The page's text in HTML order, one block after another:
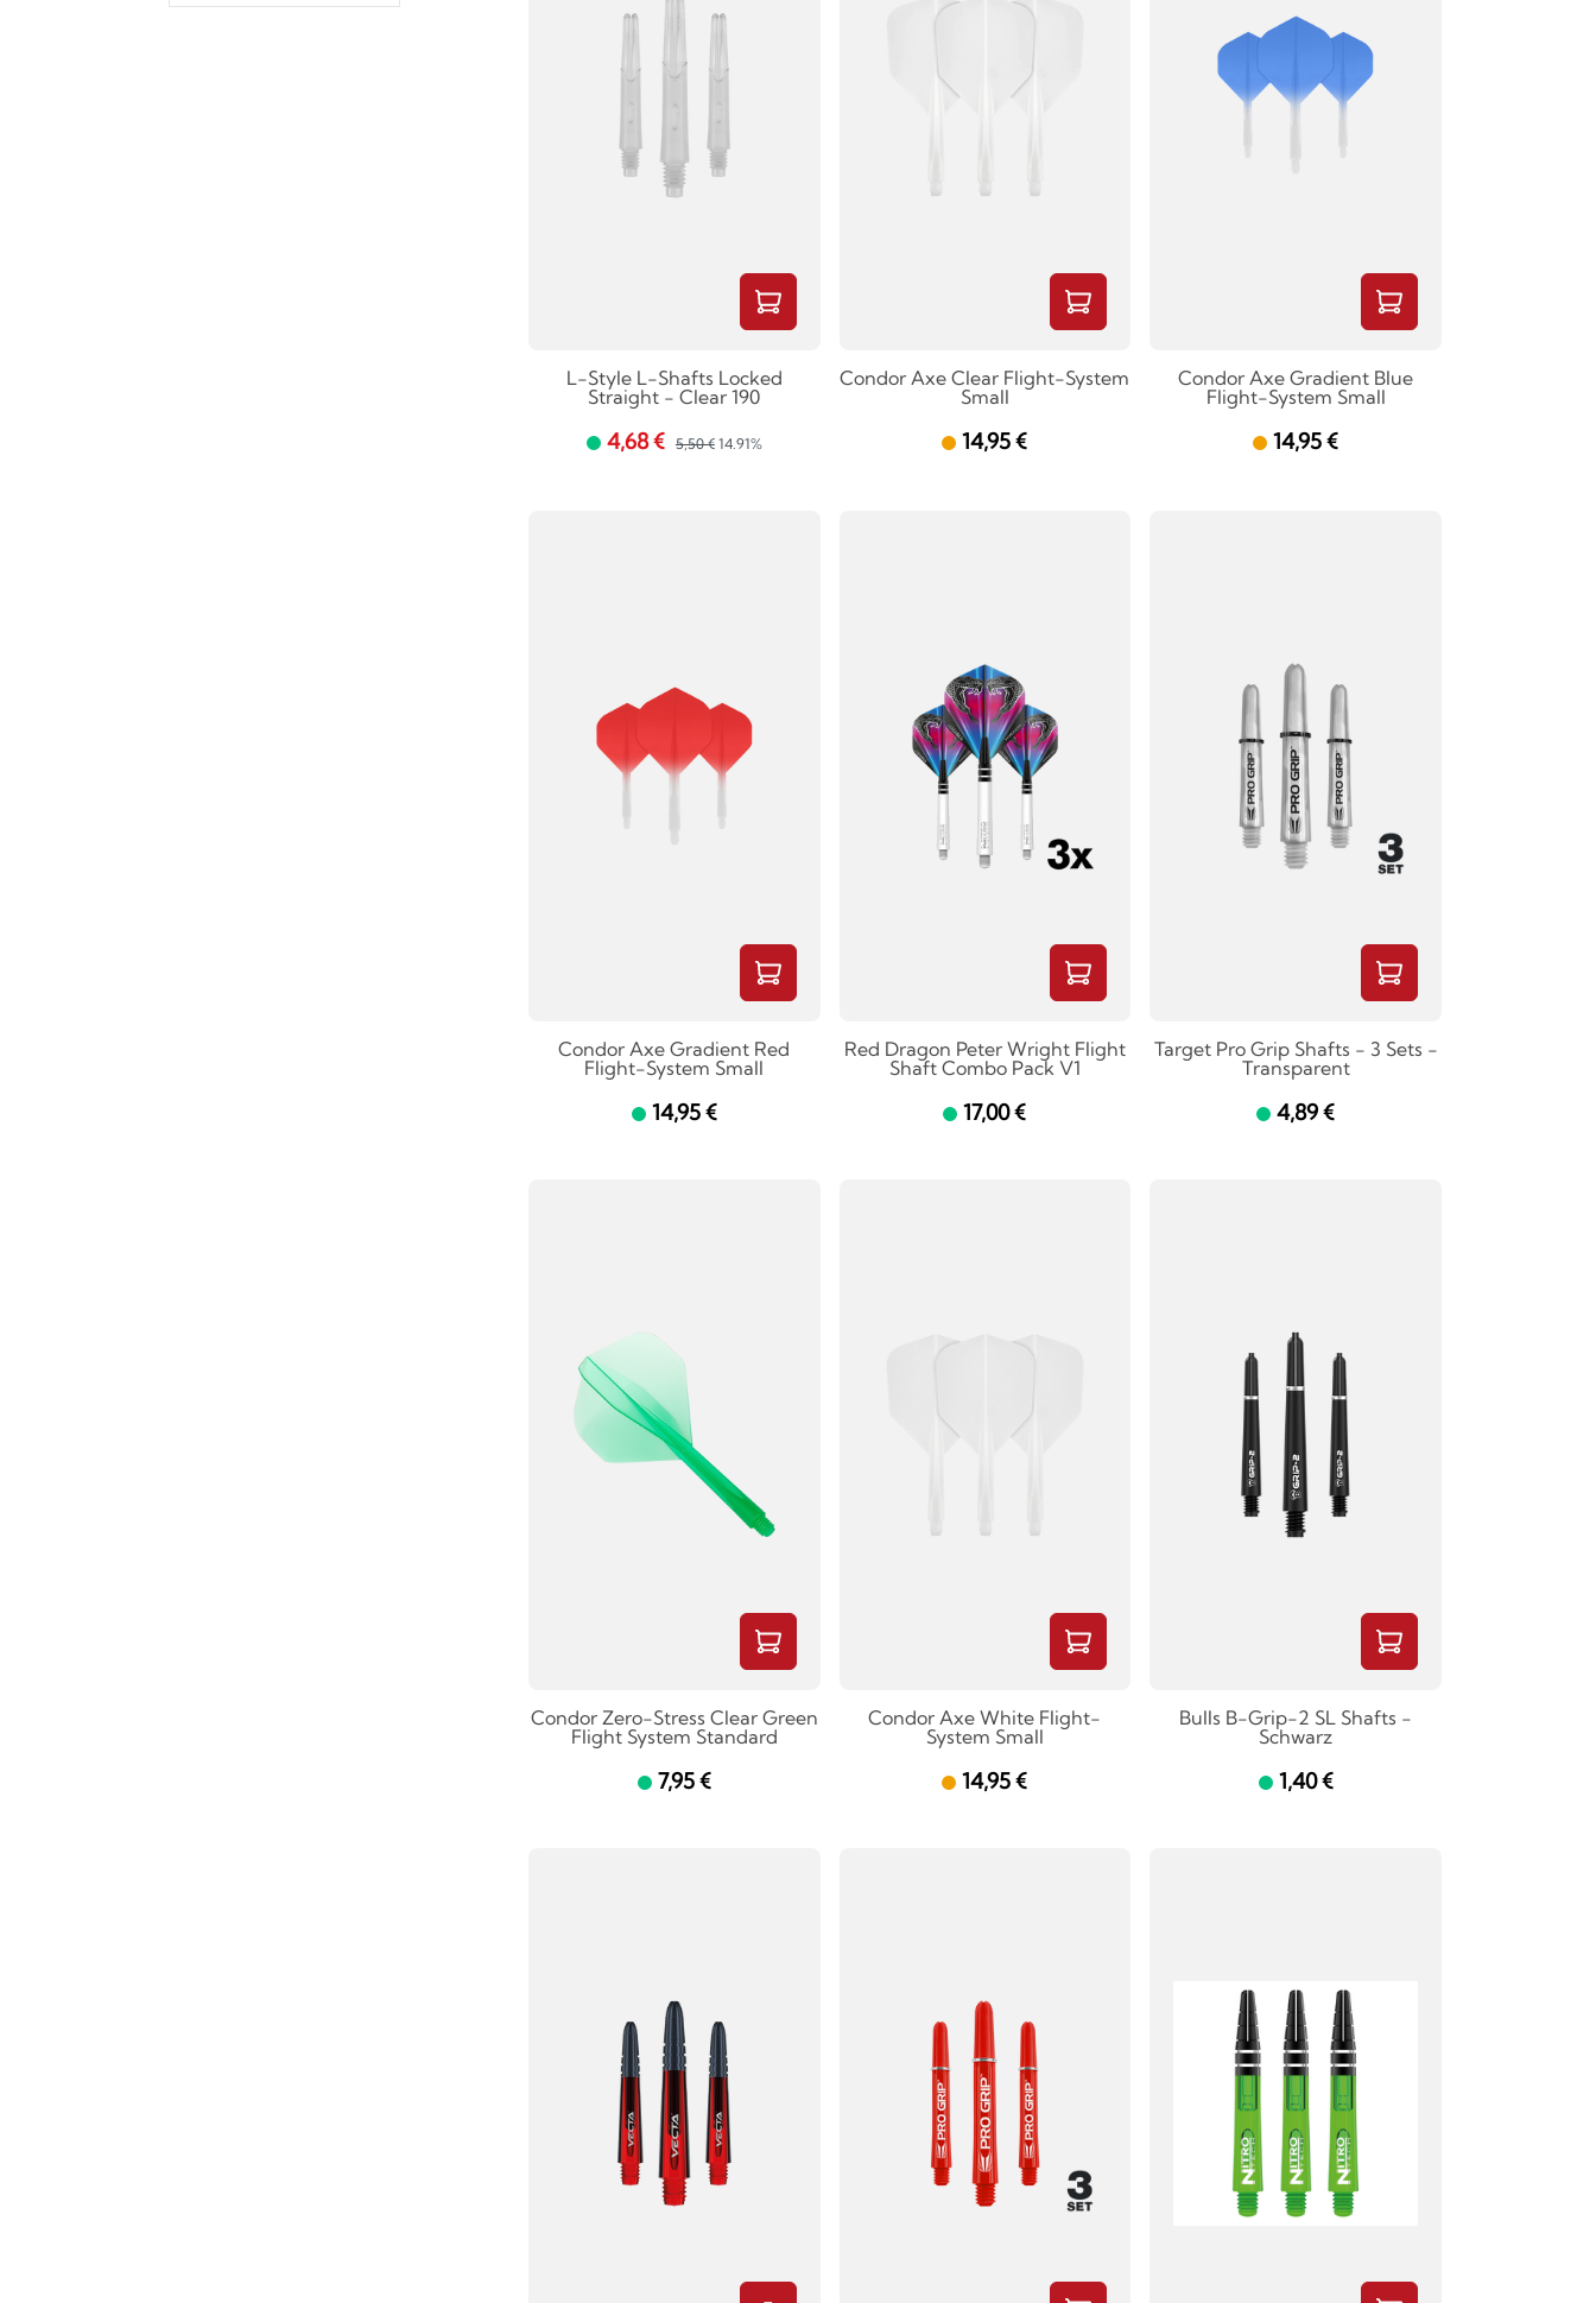
L-Style L-Shafts Locked
Straight - Clear 190
4,68 € 5,50 € 14.91%
Condor Axe Clear Flight-System
Small
14,95 €
Condor Axe Gradient Blue
Flight-System Small
14,95 €
Condor Axe Gradient Red
Flight-System Small
14,95 €
Red Dragon Peter Wright Flight
Shaft Combo Pack V1
17,00 €
Target Pro Grip Shafts - 3 Sets -
Transparent
4,89 €
Condor Zero-Stress Clear Green
Flight System Standard
7,95 €
Condor Axe White Flight-
System Small
14,95 €
Bulls B-Grip-2 SL Shafts -
Schwarz
1,40 €